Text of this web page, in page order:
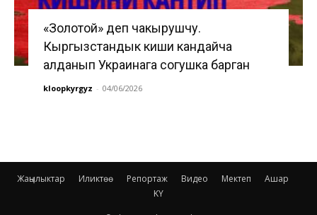
«Золотой» деп чакырушчу.
Кыргызстандык киши кандайча
алданып Украинага согушка барган
kloopkyrgyz - 04/06/2026
Жаңылыктар Иликтөө Репортаж Видео Мектеп
Ашар
KY